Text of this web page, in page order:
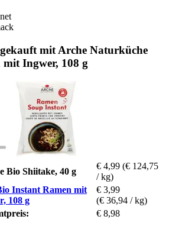
mit Arche Naturküche
Ingwer, 108 g
Bio Shiitake, 40 g
€ 4,99 (€ 124,75
/ kg)
Instant Ramen mit
108 g
€ 3,99
(€ 36,94 / kg)
€ 8,98